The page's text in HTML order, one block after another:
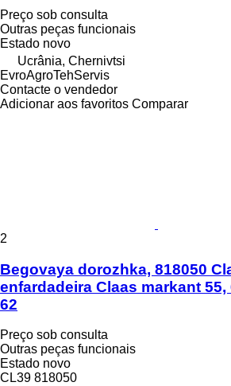
Preço sob consulta
Outras peças funcionais
Estado novo
Ucrânia, Chernivtsi
EvroAgroTehServis
Contacte o vendedor
Adicionar aos favoritos Comparar
2
Begovaya dorozhka, 818050
enfardadeira Claas markant 55,
62
Preço sob consulta
Outras peças funcionais
Estado novo
CL39 818050